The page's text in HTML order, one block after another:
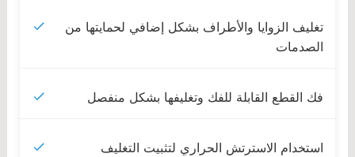
تغليف الزوايا والأطراف بشكل إضافي لحمايتها من
الصدمات
فك القطع القابلة للفك وتغليفها بشكل منفصل
استخدام الاسترتش الحراري لتثبيت التغليف